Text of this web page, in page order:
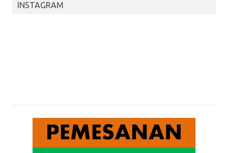
INSTAGRAM